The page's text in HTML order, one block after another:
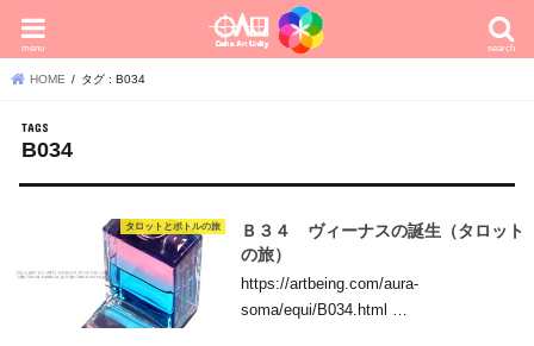
search
menu
HOME タグ : B034
B034
タロットとボトルの旅
Ｂ３４ ヴィーナスの誕生（タロット
の旅）
https://artbeing.com/aura-
soma/equi/B034.html …